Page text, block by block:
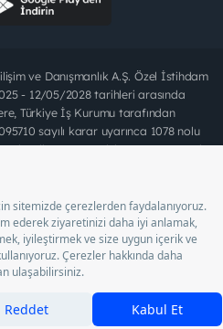
ve Danışmanlık A.Ş. Özel İstihdam
- 12/05/2028 tarihleri arasında
Türkiye İş Kurumu tarafından
sayılı karar uyarınca 1078 nolu
4904 sayılı kanun uyarınca iş
yasaktır.